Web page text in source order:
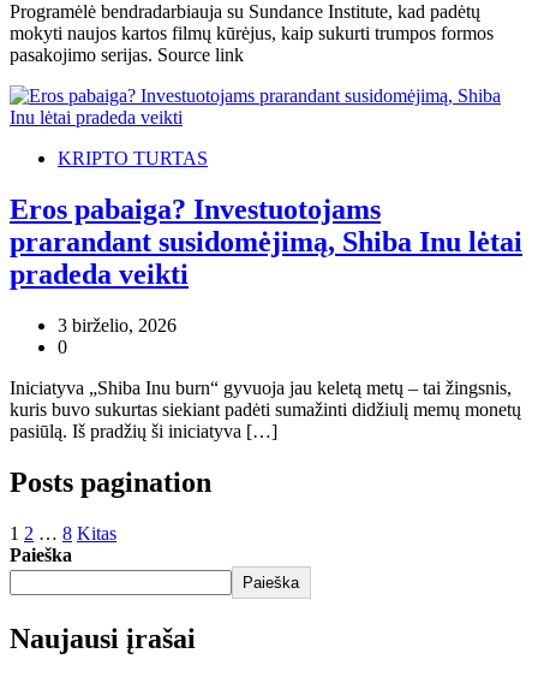
Programėlė bendradarbiauja su Sundance Institute, kad padėtų
mokyti naujos kartos filmų kūrėjus, kaip sukurti trumpos formos
pasakojimo serijas. Source link
KRIPTO TURTAS
Eros pabaiga? Investuotojams
prarandant susidomėjimą, Shiba Inu lėtai
pradeda veikti
3 birželio, 2026
0
Iniciatyva „Shiba Inu burn“ gyvuoja jau keletą metų – tai žingsnis,
kuris buvo sukurtas siekiant padėti sumažinti didžiulį memų monetų
pasiūlą. Iš pradžių ši iniciatyva […]
Posts pagination
1 2 … 8 Kitas
Paieška
Paieška
Naujausi įrašai